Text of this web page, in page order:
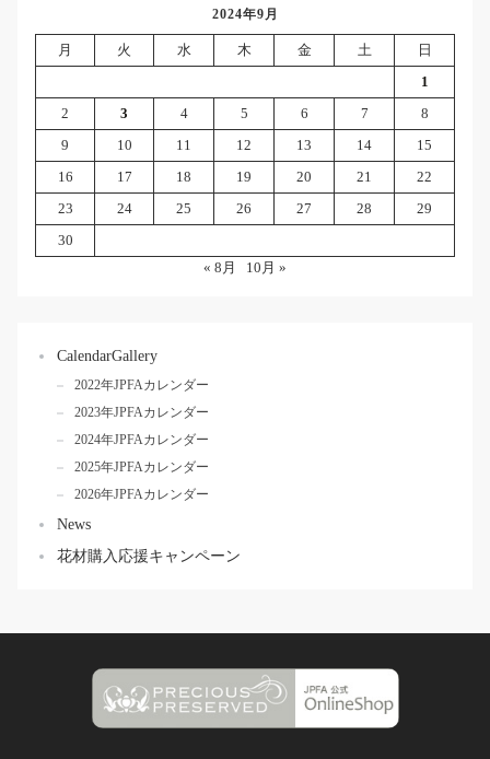
2024年9月
月 火 水 木 金 土
日
1
2
3 4 5 6 7
8
9
10 11 12 13 14
15
16
17 18 19 20 21
22
23
24 25 26 27 28
29
30
« 8月
10月 »
CalendarGallery
2022年JPFAカレンダー
2023年JPFAカレンダー
2024年JPFAカレンダー
2025年JPFAカレンダー
2026年JPFAカレンダー
News
花材購入応援キャンペーン